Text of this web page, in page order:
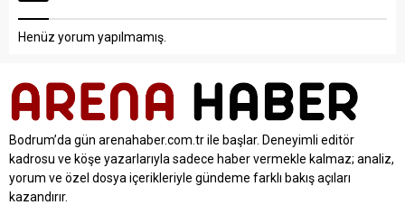
Henüz yorum yapılmamış.
Bodrum’da gün arenahaber.com.tr ile başlar. Deneyimli editör
kadrosu ve köşe yazarlarıyla sadece haber vermekle kalmaz; analiz,
yorum ve özel dosya içerikleriyle gündeme farklı bakış açıları
kazandırır.